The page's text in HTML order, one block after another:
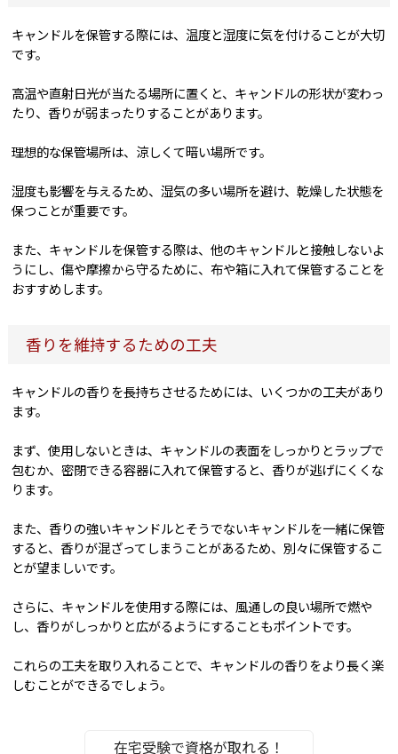
キャンドルを保管する際には、温度と湿度に気を付けることが大切
です。
高温や直射日光が当たる場所に置くと、キャンドルの形状が変わっ
たり、香りが弱まったりすることがあります。
理想的な保管場所は、涼しくて暗い場所です。
湿度も影響を与えるため、湿気の多い場所を避け、乾燥した状態を
保つことが重要です。
また、キャンドルを保管する際は、他のキャンドルと接触しないよ
うにし、傷や摩擦から守るために、布や箱に入れて保管することを
おすすめします。
香りを維持するための工夫
キャンドルの香りを長持ちさせるためには、いくつかの工夫があり
ます。
まず、使用しないときは、キャンドルの表面をしっかりとラップで
包むか、密閉できる容器に入れて保管すると、香りが逃げにくくな
ります。
また、香りの強いキャンドルとそうでないキャンドルを一緒に保管
すると、香りが混ざってしまうことがあるため、別々に保管するこ
とが望ましいです。
さらに、キャンドルを使用する際には、風通しの良い場所で燃や
し、香りがしっかりと広がるようにすることもポイントです。
これらの工夫を取り入れることで、キャンドルの香りをより長く楽
しむことができるでしょう。
在宅受験で資格が取れる！